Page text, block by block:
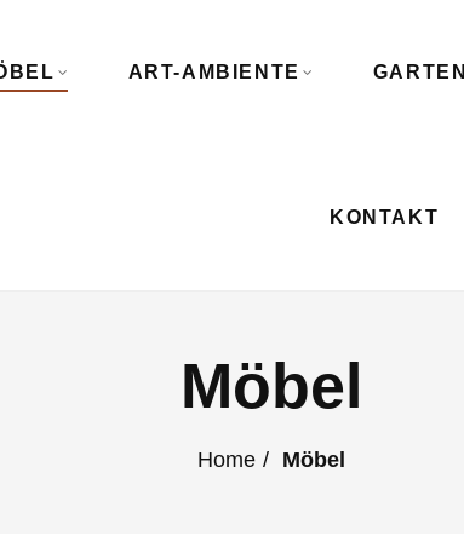
ART-AMBIENTE GARTEN
KONTAKT
Möbel
Home Möbel